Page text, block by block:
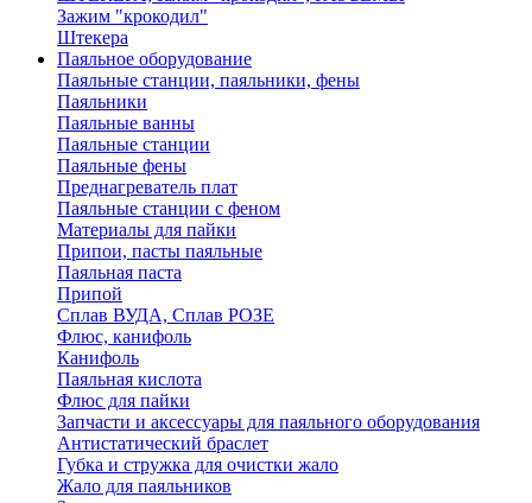
Зажим "крокодил"
Штекера
Паяльное оборудование
Паяльные станции, паяльники, фены
Паяльники
Паяльные ванны
Паяльные станции
Паяльные фены
Преднагреватель плат
Паяльные станции с феном
Материалы для пайки
Припои, пасты паяльные
Паяльная паста
Припой
Сплав ВУДА, Сплав РОЗЕ
Флюс, канифоль
Канифоль
Паяльная кислота
Флюс для пайки
Запчасти и аксессуары для паяльного оборудования
Антистатический браслет
Губка и стружка для очистки жало
Жало для паяльников